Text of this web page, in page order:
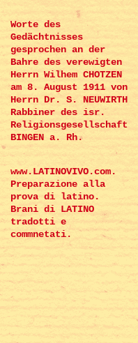
Worte des
Gedächtnisses
gesprochen an der
Bahre des verewigten
Herrn Wilhem CHOTZEN
am 8. August 1911 von
Herrn Dr. S. NEUWIRTH
Rabbiner des isr.
Religionsgesellschaft
BINGEN a. Rh.
www.LATINOVIVO.com.
Preparazione alla
prova di latino.
Brani di LATINO
tradotti e
commnetati.